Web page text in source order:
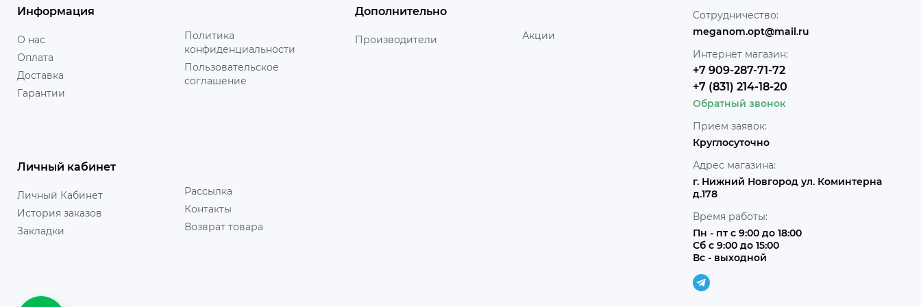
Информация
О нас
Оплата
Доставка
Гарантии
Политика
конфиденциальности
Пользовательское
соглашение
Дополнительно
Производители Акции
Личный кабинет
Личный Кабинет
История заказов
Закладки
Рассылка
Контакты
Возврат товара
Сотрудничество:
meganom.opt@mail.ru
Интернет магазин:
+7 909-287-71-72
+7 (831) 214-18-20
Обратный звонок
Прием заявок:
Круглосуточно
Адрес магазина:
г. Нижний Новгород ул. Коминтерна
д.178
Время работы:
Пн - пт с 9:00 до 18:00
Сб с 9:00 до 15:00
Вс - выходной